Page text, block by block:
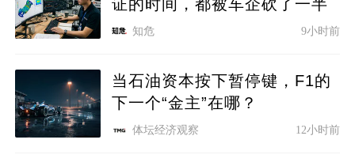
证的时间，都被车企砍了一半
知危 9小时前
当石油资本按下暂停键，F1的
下一个“金主”在哪？
体坛经济观察 12小时前